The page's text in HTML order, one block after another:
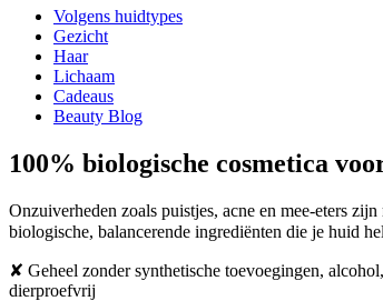
Volgens huidtypes
Gezicht
Haar
Lichaam
Cadeaus
Beauty Blog
100% biologische cosmetica
Onzuiverheden zoals puistjes, acne en mee-eters
biologische, balancerende ingrediënten die je huid
✘ Geheel zonder synthetische toevoegingen,
dierproefvrij